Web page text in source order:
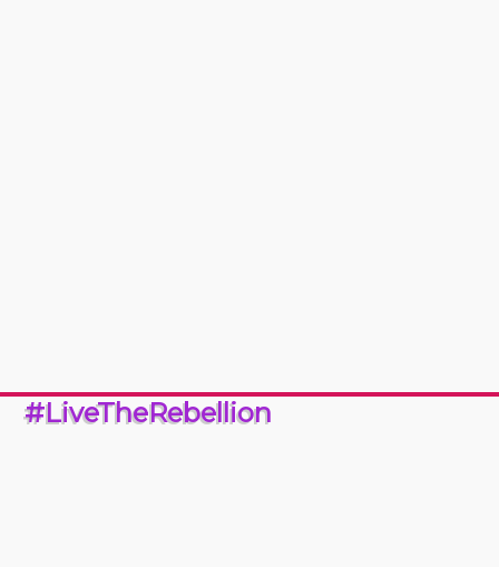
#LiveTheRebellion